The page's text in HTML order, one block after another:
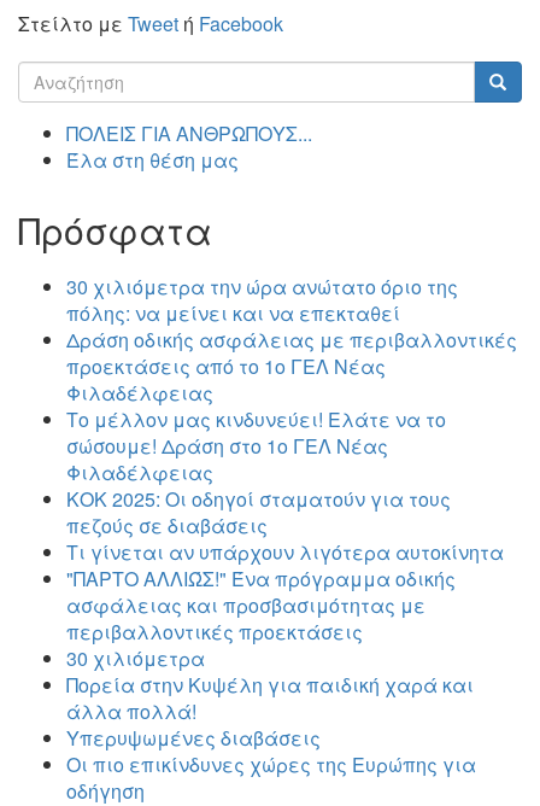
Στείλτο με Tweet ή Facebook
Φόρμα
αναζήτησης
ΠΟΛΕΙΣ ΓΙΑ ΑΝΘΡΩΠΟΥΣ...
Έλα στη θέση μας
Πρόσφατα
30 χιλιόμετρα την ώρα ανώτατο όριο της
πόλης: να μείνει και να επεκταθεί
Δράση οδικής ασφάλειας με περιβαλλοντικές
προεκτάσεις από το 1ο ΓΕΛ Νέας
Φιλαδέλφειας
Το μέλλον μας κινδυνεύει! Ελάτε να το
σώσουμε! Δράση στο 1ο ΓΕΛ Νέας
Φιλαδέλφειας
ΚΟΚ 2025: Οι οδηγοί σταματούν για τους
πεζούς σε διαβάσεις
Τι γίνεται αν υπάρχουν λιγότερα αυτοκίνητα
"ΠΑΡΤΟ ΑΛΛΙΏΣ!" Ένα πρόγραμμα οδικής
ασφάλειας και προσβασιμότητας με
περιβαλλοντικές προεκτάσεις
30 χιλιόμετρα
Πορεία στην Κυψέλη για παιδική χαρά και
άλλα πολλά!
Υπερυψωμένες διαβάσεις
Οι πιο επικίνδυνες χώρες της Ευρώπης για
οδήγηση